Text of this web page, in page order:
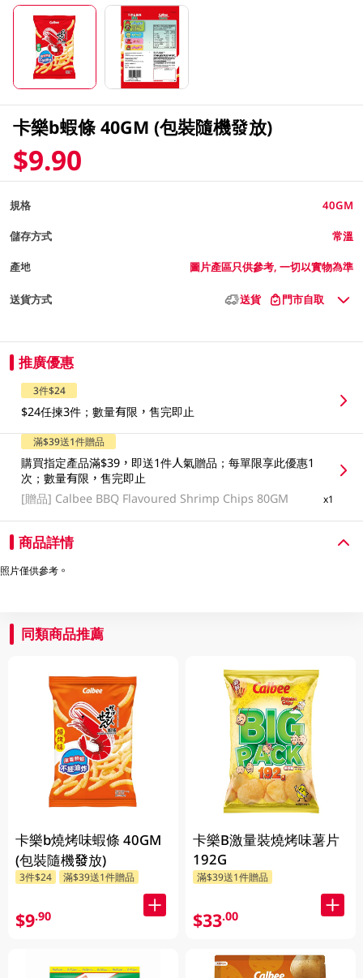
卡樂b蝦條 40GM (包裝隨機發放)
$9.90
規格 40GM
儲存方式 常溫
產地 圖片產區只供參考, 一切以實物為準
送貨方式 送貨 門市自取
推廣優惠
3件$24
$24任揀3件；數量有限，售完即止
滿$39送1件贈品
購買指定產品滿$39，即送1件人氣贈品；每單限享此優惠1
次；數量有限，售完即止
[贈品] Calbee BBQ Flavoured Shrimp Chips 80GM x1
商品詳情
照片僅供參考。
同類商品推薦
卡樂b燒烤味蝦條 40GM
(包裝隨機發放)
3件$24 滿$39送1件贈品
$9.90
卡樂B激量裝燒烤味薯片
192G
滿$39送1件贈品
$33.00